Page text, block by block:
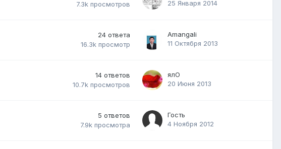
7.3k просмотров
25 Января 2014
24 ответа
16.3k просмотр
Amangali
11 Октября 2013
14 ответов
10.7k просмотров
ялО
20 Июня 2013
5 ответов
7.9k просмотра
Гость
4 Ноября 2012